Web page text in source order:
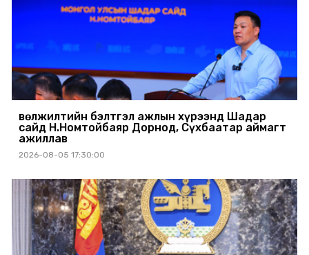
Өвөлжилтийн бэлтгэл ажлын хүрээнд Шадар
сайд Н.Номтойбаяр Дорнод, Сүхбаатар аймагт
ажиллав
2026-08-05 17:30:00